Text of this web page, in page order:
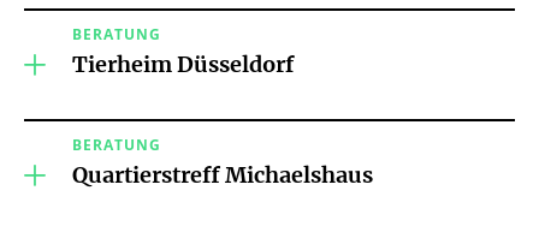
BERATUNG
Tierheim Düsseldorf
BERATUNG
Quartierstreff Michaelshaus